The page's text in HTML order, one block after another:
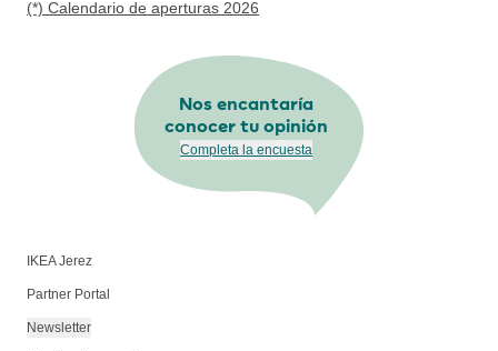
(*) Calendario de aperturas 2026
Nos encantaría
conocer tu opinión
Completa la encuesta
IKEA Jerez
Partner Portal
Newsletter